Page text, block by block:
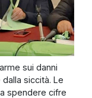
sui danni
siccità. Le
spendere cifre